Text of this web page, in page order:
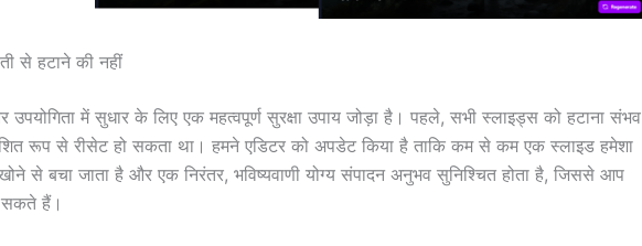
से हटाने की नहीं
में सुधार के लिए एक महत्वपूर्ण सुरक्षा उपाय जोड़ा है। पहले, सभी स्लाइड्स को हटाना संभव
रूप से रीसेट हो सकता था। हमने एडिटर को अपडेट किया है ताकि कम से कम एक स्लाइड हमेशा
से बचा जाता है और एक निरंतर, भविष्यवाणी योग्य संपादन अनुभव सुनिश्चित होता है, जिससे आप
सकते हैं।